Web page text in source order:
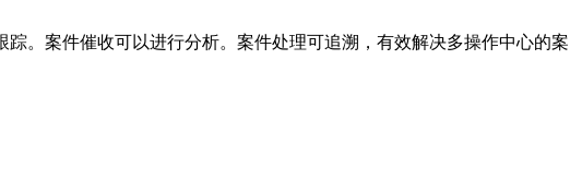
。案件催收可以进行分析。案件处理可追溯，有效解决多操作中心的案